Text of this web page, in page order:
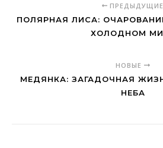
ПРЕДЫДУЩИЕ
ПОЛЯРНАЯ ЛИСА:
ХОЛОДНОМ
НОВЫЕ
МЕДЯНКА: ЗАГАДОЧНАЯ
НЕБА